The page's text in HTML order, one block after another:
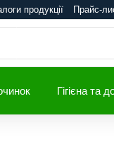
продукції Прайс-
Гігієна та